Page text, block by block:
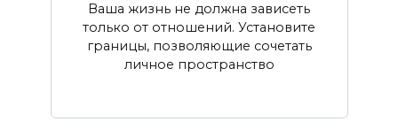
Ваша жизнь не должна зависеть
только от отношений. Установите
границы, позволяющие сочетать
личное пространство